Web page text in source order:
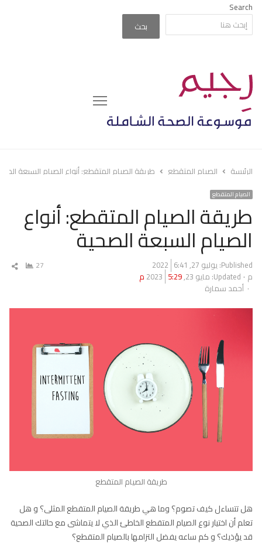
Search
بحث
Menu
الرئيسة الصيام المتقطع طريقة الصيام المتقطع: أنواع الصيام السبعة
الصيام المتقطع
طريقة الصيام المتقطع: أنواع
الصيام السبعة الصحية
Published: يوليو 27, 2022
6:41
م Updated: مايو 23, 2023 5:29 م
Author
أحمد سمارة
27
طريقة الصيام المتقطع
هل تتساءل كيف تصوم؟ وما هي طريقة الصيام المتقطع المثلى؟ و هل
تعلم أن اختيار نوع الصيام المتقطع الخاطئ الذي لا يتماشى مع حالتك الصحية
قد يؤذيك؟ و كم ساعه يفضل التزامها بالصيام المتقطع؟